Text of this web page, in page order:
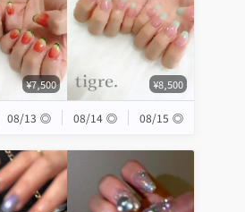
¥7,500 ¥8,500
08/13 ◎ 08/14 ◎ 08/15 ◎